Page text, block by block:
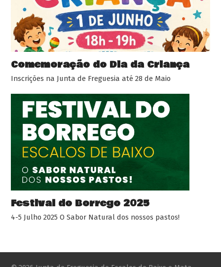
Comemoração do Dia da Criança
Inscrições na Junta de Freguesia até 28 de Maio
Festival do Borrego 2025
4-5 Julho 2025 O Sabor Natural dos nossos pastos!